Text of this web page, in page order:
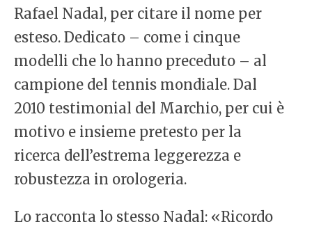
Rafael Nadal, per citare il nome per
esteso. Dedicato – come i cinque
modelli che lo hanno preceduto – al
campione del tennis mondiale. Dal
2010 testimonial del Marchio, per cui è
motivo e insieme pretesto per la
ricerca dell’estrema leggerezza e
robustezza in orologeria.
Lo racconta lo stesso Nadal: «Ricordo